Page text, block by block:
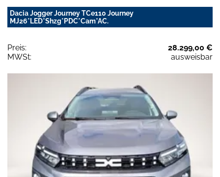
Dacia Jogger Journey TCe110 Journey
MJ26*LED*Shzg*PDC*Cam*AC.
Preis:
28.299,00 €
MWSt:
ausweisbar